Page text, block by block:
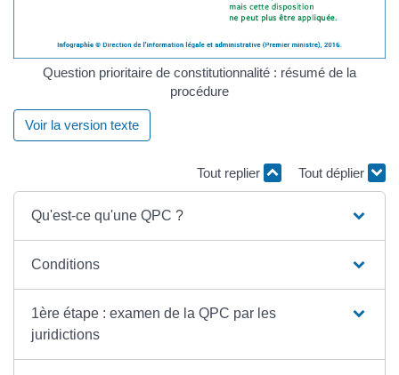
Question prioritaire de constitutionnalité : résumé de la
procédure
Voir la version texte
Tout replier Tout déplier
Qu'est-ce qu'une QPC ?
Conditions
1ère étape : examen de la QPC par les
juridictions